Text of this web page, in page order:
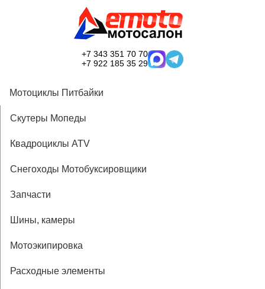
+7 343 351 70 70
+7 922 185 35 29
Мотоциклы Питбайки
Скутеры Мопеды
Квадроциклы ATV
Снегоходы Мотобуксировщики
Запчасти
Шины, камеры
Мотоэкипировка
Расходные элементы